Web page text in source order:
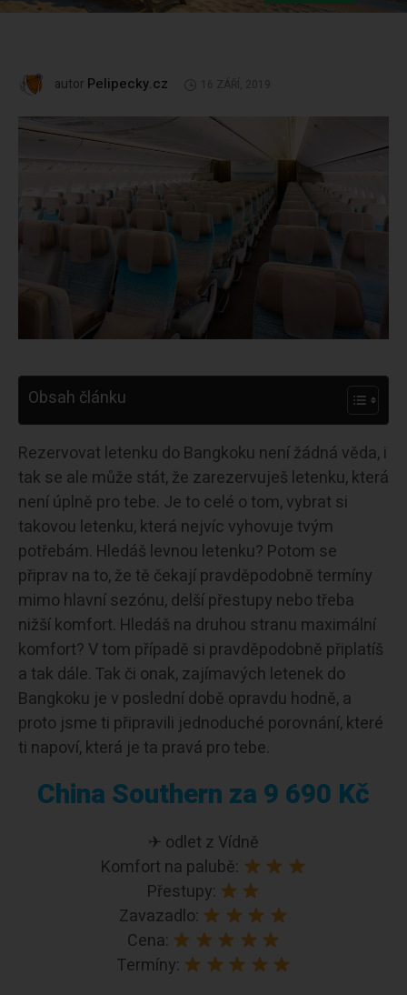
autor Pelipecky.cz 16 ZÁŘÍ, 2019
Obsah článku
Rezervovat letenku do Bangkoku není žádná věda, i
tak se ale může stát, že zarezervuješ letenku, která
není úplně pro tebe. Je to celé o tom, vybrat si
takovou letenku, která nejvíc vyhovuje tvým
potřebám. Hledáš levnou letenku? Potom se
připrav na to, že tě čekají pravděpodobně termíny
mimo hlavní sezónu, delší přestupy nebo třeba
nižší komfort. Hledáš na druhou stranu maximální
komfort? V tom případě si pravděpodobně připlatíš
a tak dále. Tak či onak, zajímavých letenek do
Bangkoku je v poslední době opravdu hodně, a
proto jsme ti připravili jednoduché porovnání, které
ti napoví, která je ta pravá pro tebe.
China Southern za 9 690 Kč
✈ odlet z Vídně
Komfort na palubě:
Přestupy:
Zavazadlo:
Cena:
Termíny: